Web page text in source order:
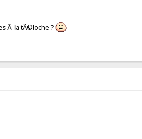
Ã la tÃ©loche ?